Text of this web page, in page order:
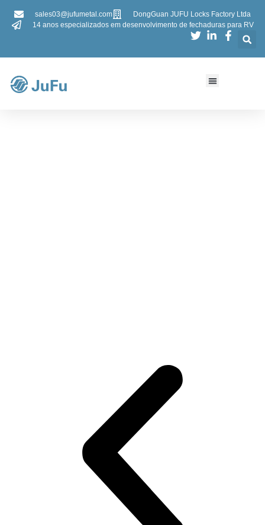
sales03@jufumetal.com
DongGuan JUFU Locks Factory Ltda
14 anos especializados em desenvolvimento de fechaduras para RV